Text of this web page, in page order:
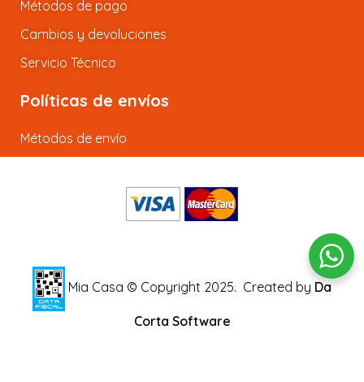
Métodos de pago
Cambios y devoluciones
Servicio Técnico
Políticas de envíos
Métodos de envío
Mia Casa © Copyright 2025. Created by Da
Corta Software